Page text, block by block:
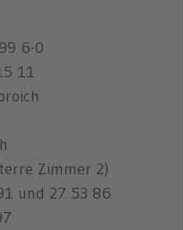
6-0
11
Zimmer 2)
und 27 53 86